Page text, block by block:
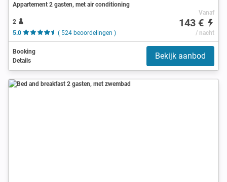
Appartement 2 gasten, met air conditioning
2
5.0
( 524 beoordelingen )
Vanaf
143 €
/ nacht
Booking
Details
Bekijk aanbod